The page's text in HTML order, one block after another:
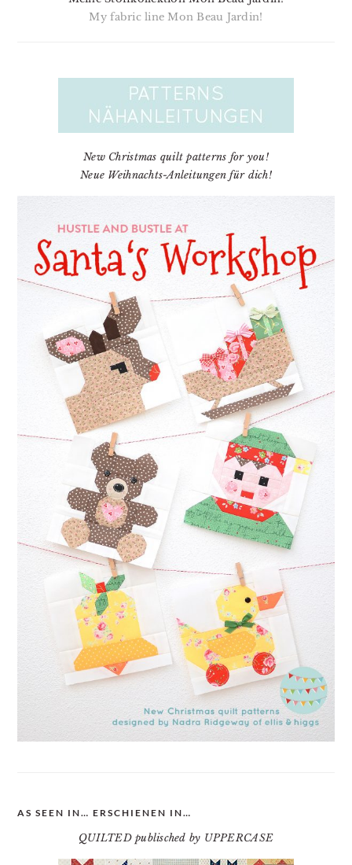
My fabric line Mon Beau Jardin!
New Christmas quilt patterns for you!
Neue Weihnachts-Anleitungen für dich!
AS SEEN IN… ERSCHIENEN IN…
QUILTED publisched by UPPERCASE